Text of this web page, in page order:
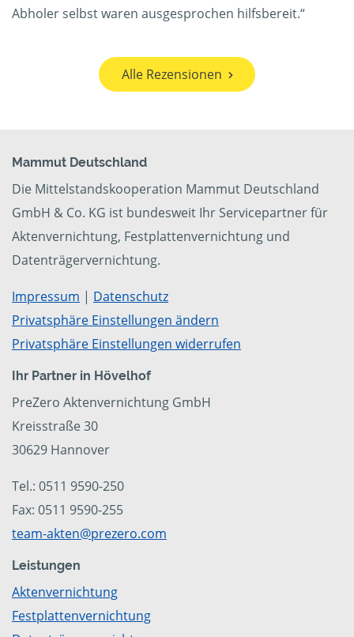
Abholer selbst waren ausgesprochen hilfsbereit.“
Alle Rezensionen
Mammut Deutschland
Die Mittelstandskooperation Mammut Deutschland
GmbH & Co. KG ist bundesweit Ihr Servicepartner für
Aktenvernichtung, Festplattenvernichtung und
Datenträgervernichtung.
Impressum | Datenschutz
Privatsphäre Einstellungen ändern
Privatsphäre Einstellungen widerrufen
Ihr Partner in Hövelhof
PreZero Aktenvernichtung GmbH
Kreisstraße 30
30629 Hannover
Tel.: 0511 9590-250
Fax: 0511 9590-255
team-akten@prezero.com
Leistungen
Aktenvernichtung
Festplattenvernichtung